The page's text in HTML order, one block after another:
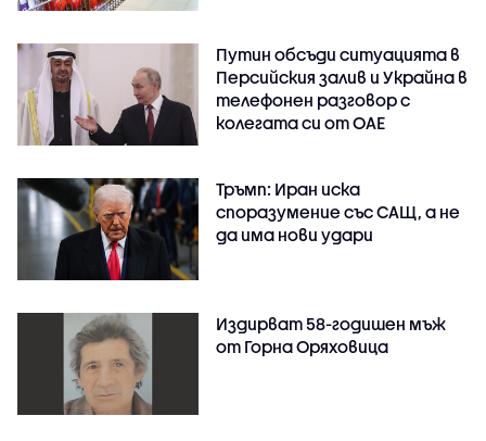
Путин обсъди ситуацията в
Персийския залив и Украйна в
телефонен разговор с
колегата си от ОАЕ
Тръмп: Иран иска
споразумение със САЩ, а не
да има нови удари
Издирват 58-годишен мъж
от Горна Оряховица